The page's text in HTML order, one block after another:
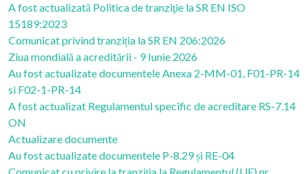
A fost actualizată Politica de tranziţie la SR EN ISO
15189:2023
Comunicat privind tranziția la SR EN 206:2026
Ziua mondială a acreditării - 9 Iunie 2026
Au fost actualizate documentele Anexa 2-MM-01, F01-PR-14
si F02-1-PR-14
A fost actualizat Regulamentul specific de acreditare RS-7.14
ON
Actualizare documente
Au fost actualizate documentele P-8.29 și RE-04